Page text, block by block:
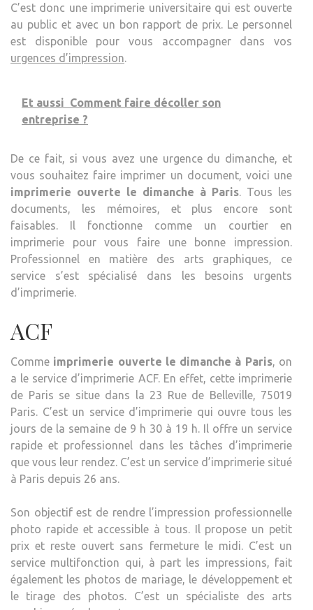
C’est donc une imprimerie universitaire qui est ouverte
au public et avec un bon rapport de prix. Le personnel
est disponible pour vous accompagner dans vos
urgences d’impression.
Et aussi Comment faire décoller son
entreprise ?
De ce fait, si vous avez une urgence du dimanche, et
vous souhaitez faire imprimer un document, voici une
imprimerie ouverte le dimanche à Paris. Tous les
documents, les mémoires, et plus encore sont
faisables. Il fonctionne comme un courtier en
imprimerie pour vous faire une bonne impression.
Professionnel en matière des arts graphiques, ce
service s’est spécialisé dans les besoins urgents
d’imprimerie.
ACF
Comme imprimerie ouverte le dimanche à Paris, on
a le service d’imprimerie ACF. En effet, cette imprimerie
de Paris se situe dans la 23 Rue de Belleville, 75019
Paris. C’est un service d’imprimerie qui ouvre tous les
jours de la semaine de 9 h 30 à 19 h. Il offre un service
rapide et professionnel dans les tâches d’imprimerie
que vous leur rendez. C’est un service d’imprimerie situé
à Paris depuis 26 ans.
Son objectif est de rendre l’impression professionnelle
photo rapide et accessible à tous. Il propose un petit
prix et reste ouvert sans fermeture le midi. C’est un
service multifonction qui, à part les impressions, fait
également les photos de mariage, le développement et
le tirage des photos. C’est un spécialiste des arts